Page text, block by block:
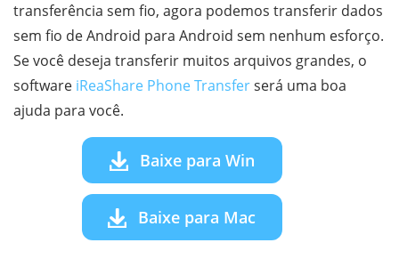
transferência sem fio, agora podemos transferir dados
sem fio de Android para Android sem nenhum esforço.
Se você deseja transferir muitos arquivos grandes, o
software iReaShare Phone Transferserá uma boa
ajuda para você.
Baixe para Win
Baixe para Mac